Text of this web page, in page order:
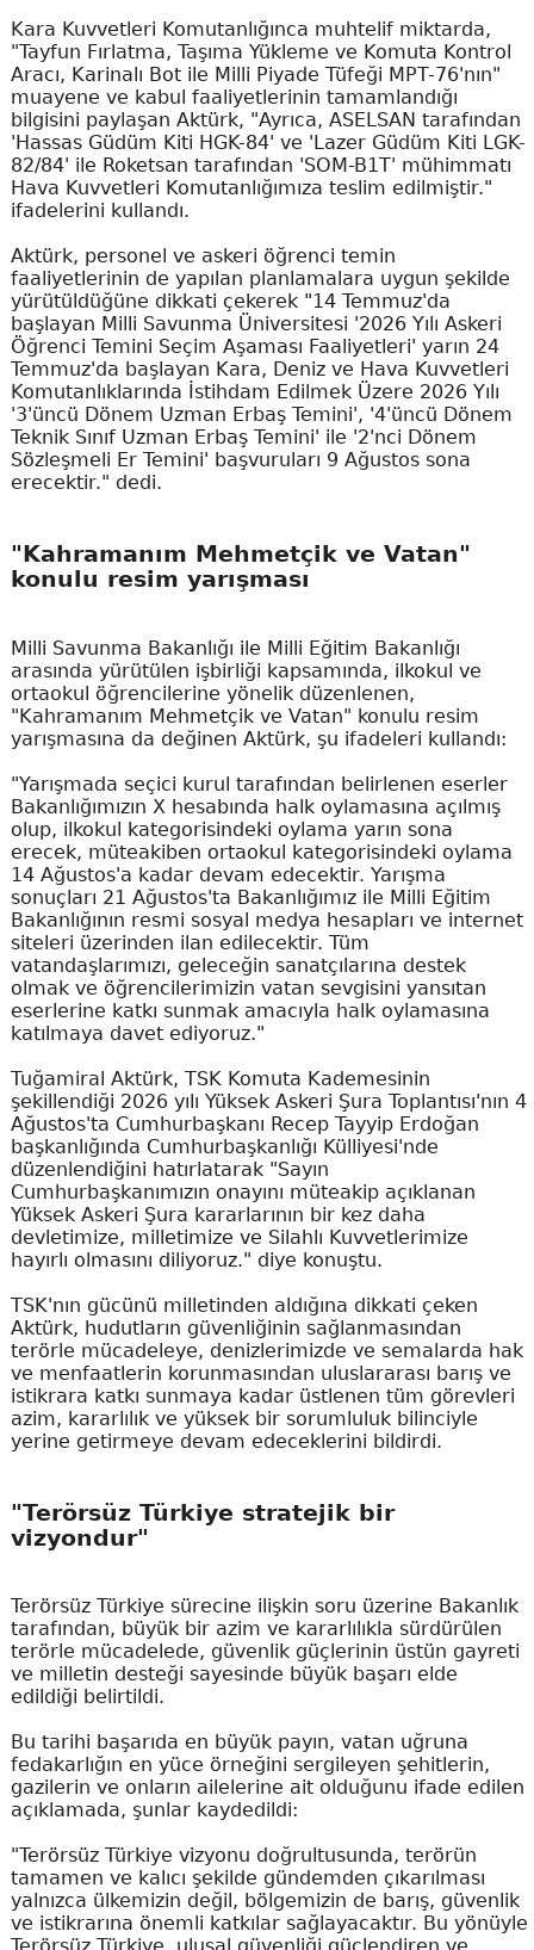
Kara Kuvvetleri Komutanlığınca muhtelif miktarda,
"Tayfun Fırlatma, Taşıma Yükleme ve Komuta Kontrol
Aracı, Karinalı Bot ile Milli Piyade Tüfeği MPT-76'nın"
muayene ve kabul faaliyetlerinin tamamlandığı
bilgisini paylaşan Aktürk, "Ayrıca, ASELSAN tarafından
'Hassas Güdüm Kiti HGK-84' ve 'Lazer Güdüm Kiti LGK-
82/84' ile Roketsan tarafından 'SOM-B1T' mühimmatı
Hava Kuvvetleri Komutanlığımıza teslim edilmiştir."
ifadelerini kullandı.
Aktürk, personel ve askeri öğrenci temin
faaliyetlerinin de yapılan planlamalara uygun şekilde
yürütüldüğüne dikkati çekerek "14 Temmuz'da
başlayan Milli Savunma Üniversitesi '2026 Yılı Askeri
Öğrenci Temini Seçim Aşaması Faaliyetleri' yarın 24
Temmuz'da başlayan Kara, Deniz ve Hava Kuvvetleri
Komutanlıklarında İstihdam Edilmek Üzere 2026 Yılı
'3'üncü Dönem Uzman Erbaş Temini', '4'üncü Dönem
Teknik Sınıf Uzman Erbaş Temini' ile '2'nci Dönem
Sözleşmeli Er Temini' başvuruları 9 Ağustos sona
erecektir." dedi.
"Kahramanım Mehmetçik ve Vatan"
konulu resim yarışması
Milli Savunma Bakanlığı ile Milli Eğitim Bakanlığı
arasında yürütülen işbirliği kapsamında, ilkokul ve
ortaokul öğrencilerine yönelik düzenlenen,
"Kahramanım Mehmetçik ve Vatan" konulu resim
yarışmasına da değinen Aktürk, şu ifadeleri kullandı:
"Yarışmada seçici kurul tarafından belirlenen eserler
Bakanlığımızın X hesabında halk oylamasına açılmış
olup, ilkokul kategorisindeki oylama yarın sona
erecek, müteakiben ortaokul kategorisindeki oylama
14 Ağustos'a kadar devam edecektir. Yarışma
sonuçları 21 Ağustos'ta Bakanlığımız ile Milli Eğitim
Bakanlığının resmi sosyal medya hesapları ve internet
siteleri üzerinden ilan edilecektir. Tüm
vatandaşlarımızı, geleceğin sanatçılarına destek
olmak ve öğrencilerimizin vatan sevgisini yansıtan
eserlerine katkı sunmak amacıyla halk oylamasına
katılmaya davet ediyoruz."
Tuğamiral Aktürk, TSK Komuta Kademesinin
şekillendiği 2026 yılı Yüksek Askeri Şura Toplantısı'nın 4
Ağustos'ta Cumhurbaşkanı Recep Tayyip Erdoğan
başkanlığında Cumhurbaşkanlığı Külliyesi'nde
düzenlendiğini hatırlatarak "Sayın
Cumhurbaşkanımızın onayını müteakip açıklanan
Yüksek Askeri Şura kararlarının bir kez daha
devletimize, milletimize ve Silahlı Kuvvetlerimize
hayırlı olmasını diliyoruz." diye konuştu.
TSK'nın gücünü milletinden aldığına dikkati çeken
Aktürk, hudutların güvenliğinin sağlanmasından
terörle mücadeleye, denizlerimizde ve semalarda hak
ve menfaatlerin korunmasından uluslararası barış ve
istikrara katkı sunmaya kadar üstlenen tüm görevleri
azim, kararlılık ve yüksek bir sorumluluk bilinciyle
yerine getirmeye devam edeceklerini bildirdi.
"Terörsüz Türkiye stratejik bir
vizyondur"
Terörsüz Türkiye sürecine ilişkin soru üzerine Bakanlık
tarafından, büyük bir azim ve kararlılıkla sürdürülen
terörle mücadelede, güvenlik güçlerinin üstün gayreti
ve milletin desteği sayesinde büyük başarı elde
edildiği belirtildi.
Bu tarihi başarıda en büyük payın, vatan uğruna
fedakarlığın en yüce örneğini sergileyen şehitlerin,
gazilerin ve onların ailelerine ait olduğunu ifade edilen
açıklamada, şunlar kaydedildi:
"Terörsüz Türkiye vizyonu doğrultusunda, terörün
tamamen ve kalıcı şekilde gündemden çıkarılması
yalnızca ülkemizin değil, bölgemizin de barış, güvenlik
ve istikrarına önemli katkılar sağlayacaktır. Bu yönüyle